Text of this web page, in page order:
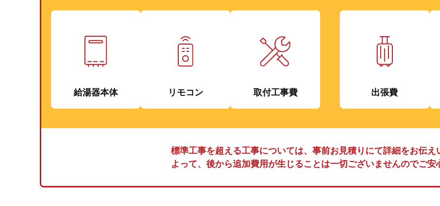
給湯器本体 リモコン 取付工事費 出張費
標準工事を超える工事については、事前お見積りにて詳細をお伝え
よって、後から追加費用が生じることは一切ございませんのでご安